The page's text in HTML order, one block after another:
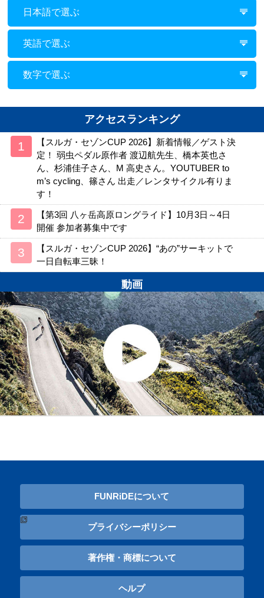
日本語で選ぶ
英語で選ぶ
数字で選ぶ
アクセスランキング
【スルガ・セゾンCUP 2026】新着情報／ゲスト決
定！ 弱虫ペダル原作者 渡辺航先生、橋本英也さ
ん、杉浦佳子さん、M 高史さん。YOUTUBER to
m’s cycling、篠さん 出走／レンタサイクル有りま
す！
【第3回 八ヶ岳高原ロングライド】10月3日～4日
開催 参加者募集中です
【スルガ・セゾンCUP 2026】“あの”サーキットで
一日自転車三昧！
動画
FUNRiDEについて
プライバシーポリシー
著作権・商標について
ヘルプ